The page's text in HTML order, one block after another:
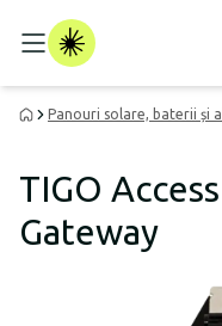
Panouri solare, baterii și
TIGO
Gateway